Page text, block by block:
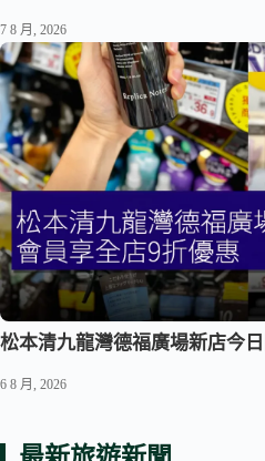
7 8 月, 2026
松本清九龍灣德福廣場新店今
6 8 月, 2026